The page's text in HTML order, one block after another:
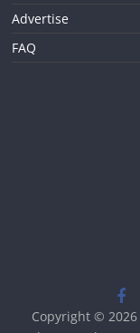
Advertise
FAQ
Copyright © 2026